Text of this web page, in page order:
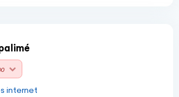
internet